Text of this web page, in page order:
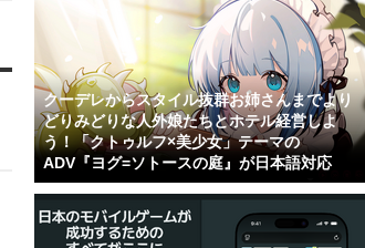
クーデレからスタイル抜群お姉さんまでより
どりみどりな人外娘たちとホテル経営しよ
う！「クトゥルフ×美少女」テーマの
ADV『ヨグ=ソトースの庭』が日本語対応